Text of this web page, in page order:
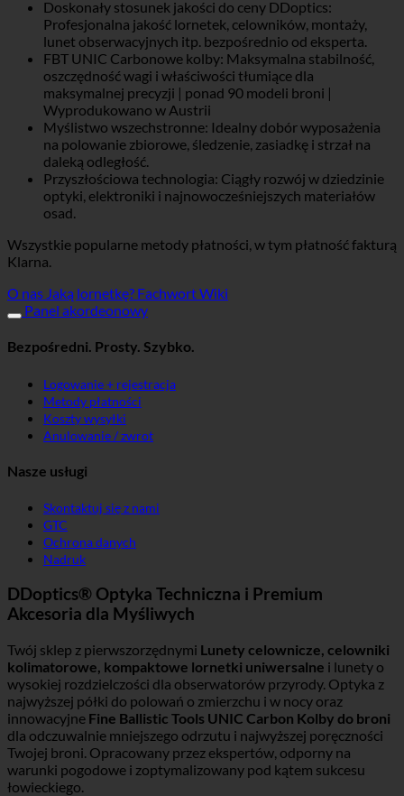
Doskonały stosunek jakości do ceny DDoptics:
Profesjonalna jakość lornetek, celowników, montaży,
lunet obserwacyjnych itp. bezpośrednio od eksperta.
FBT UNIC Carbonowe kolby: Maksymalna stabilność,
oszczędność wagi i właściwości tłumiące dla
maksymalnej precyzji | ponad 90 modeli broni |
Wyprodukowano w Austrii
Myślistwo wszechstronne: Idealny dobór wyposażenia
na polowanie zbiorowe, śledzenie, zasiadkę i strzał na
daleką odległość.
Przyszłościowa technologia: Ciągły rozwój w dziedzinie
optyki, elektroniki i najnowocześniejszych materiałów
osad.
Wszystkie popularne metody płatności, w tym płatność fakturą
Klarna.
O nas Jaką lornetkę? Fachwort Wiki
Panel akordeonowy
Bezpośredni. Prosty. Szybko.
Logowanie + rejestracja
Metody płatności
Koszty wysyłki
Anulowanie / zwrot
Nasze usługi
Skontaktuj się z nami
GTC
Ochrona danych
Nadruk
DDoptics® Optyka Techniczna i Premium
Akcesoria dla Myśliwych
Twój sklep z pierwszorzędnymi Lunety celownicze, celowniki
kolimatorowe, kompaktowe lornetki uniwersalne i lunety o
wysokiej rozdzielczości dla obserwatorów przyrody. Optyka z
najwyższej półki do polowań o zmierzchu i w nocy oraz
innowacyjne Fine Ballistic Tools UNIC Carbon Kolby do broni
dla odczuwalnie mniejszego odrzutu i najwyższej poręczności
Twojej broni. Opracowany przez ekspertów, odporny na
warunki pogodowe i zoptymalizowany pod kątem sukcesu
łowieckiego.